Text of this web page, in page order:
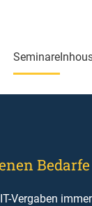
Seminare
Vergaben